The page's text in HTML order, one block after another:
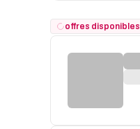
offres disponibles